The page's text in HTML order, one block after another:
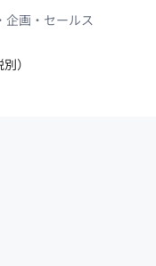
企画・セールス
）